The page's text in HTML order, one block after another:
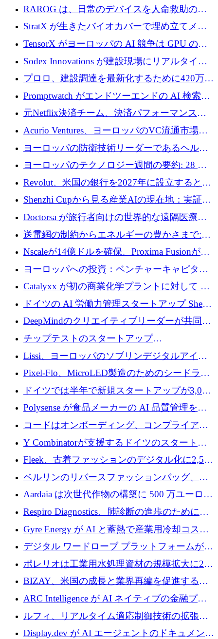
尿モニタリングを自動化するための MDR 認
証を獲得
RAROG は、日常のデバイスを人命救助の救
助ビーコンに変えるために 16 万 2,000 ユーロ
StratX が生きたバイオカバーで埋め立てメタ
ン対策に 119 万ドルを調達
TensorX がヨーロッパの AI 競争は GPU の所
有者によって決まると考える理由
Sodex Innovations が建設現場にリアルタイム
のインテリジェンスをもたらすために 400 万
ユーロを確保
プロロ、建設調達を最新化するために420万ポ
ンドを調達
Promptwatch がエンドツーエンドの AI 検索最
適化プラットフォームを拡張するために 600
万ユーロを調達
元Netflix決済チーム、決済パフォーマンスプ
ラットフォームNopanのためにこれまでに720
万ユーロを調達
Acurio Ventures、ヨーロッパのVC流通市場の
流動性を解放するために1億1,500万ユーロの
ファンドを立ち上げる
ヨーロッパの防衛技術リーダーであるヘルシ
ングは、180億ドルの評価額で18億ドルのシリ
ヨーロッパのテクノロジー週間の要約: 28 億
ユーロを超える 70 以上のテクノロジー資金調
Revolut、米国の銀行を2027年に設立すると米
国の社長が語る
Shenzhi Cupから見る産業AIの現在地：実証と
産業実装への道筋
Doctorsa が旅行者向けの世界的な遠隔医療プ
ラットフォームを拡大するために 100 万ユー
ロを調達
送電網の制約からエネルギーの豊かさまで:
Envision の Gobi X がヨーロッパの AI の未来
にどのように貢献できるか
Nscaleが14億ドルを確保、Proxima Fusionが4
億1,100万ユーロを獲得、Invest EuropeはVCの
ヨーロッパへの投資：ベンチャーキャピタル
が過去2番目に高い水準に到達
Catalyxx が初の商業化学プラントに対して EU
から 2,000 万ユーロ以上の支援を獲得
ドイツの AI 労働力管理スタートアップ Sherpa
がプレシードで 220 万ドルを調達
DeepMindのクリエイティブリーダーが共同設
立したAIライティングのスタートアップが
1,300万ドルのシード投資を調達
チップテストのスタートアップ
QuantumDiamondsが株式資金で1,500万ユーロ
を調達
Lissi、ヨーロッパのソブリンデジタルアイデ
ンティティの未来を推進するために350万ユー
ロを調達
Pixel-Flo、MicroLED製造のためのシードラウ
ンドで525万ポンドを獲得
ドイツでは半年で新規スタートアップが3,000
社という記録を目の当たりにし、涙を流すハ
ンブルク
Polysense が食品メーカーの AI 品質管理を拡
張するために 1,070 万ドルを調達
コードはオンボーディング、コンプライアン
ス、支払いを統合するために 640 万ポンドを
Y Combinatorが支援するドイツのスタートア
ップFintoが340万ドルを調達、シリコンバレ
ーではなくミュンヘンを選んだと語る
Fleek、古着ファッションのデジタル化に2,500
万ドルを確保
ベルリンのリバースファッションバッグ、繊
維仕分け規模拡大に7桁の資金調達
Aardaia は次世代作物の構築に 500 万ユーロを
寄付
Respiro Diagnostics、肺診断の進歩のために
100 万ポンドを確保
Gyre Energy が AI と蓄熱で産業用冷却コスト
を削減するために 130 万ドルを調達
デジタル ワードローブ プラットフォームが
1,000 万人のユーザーに到達し、Whering が
700 万ドルを獲得
ポレリオは工業用水処理資材の規模拡大に240
万ユーロを確保
BIZAY、米国の成長と業界再編を促進するた
めに5,500万ドルを確保
ARC Intelligence が AI ネイティブの金融プラ
ットフォームを拡大するために 400 万ユーロ
ルフィ、リアルタイム適応制御技術の拡張に
810万ポンドを確保
Display.dev が AI エージェントのドキュメント